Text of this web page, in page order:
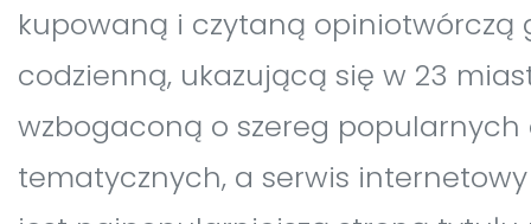
kupowaną i czytaną opiniotwórczą
codzienną, ukazującą się w 23
wzbogaconą o szereg
tematycznych, a serwis